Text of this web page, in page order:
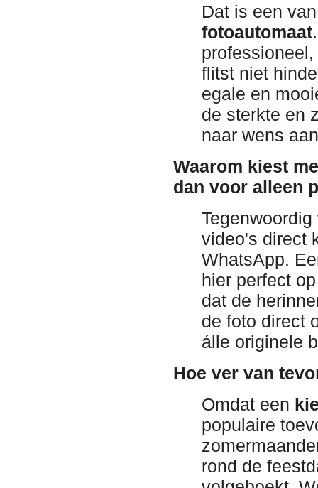
Dat is een
fotoautomaat
flitst niet
egale en
de sterkte en
naar wens
Waarom kiest
dan voor alleen
video's direct
WhatsApp.
hier perfect
dat de
de foto direct
álle originele
Hoe ver van
Omdat een
populaire
rond de